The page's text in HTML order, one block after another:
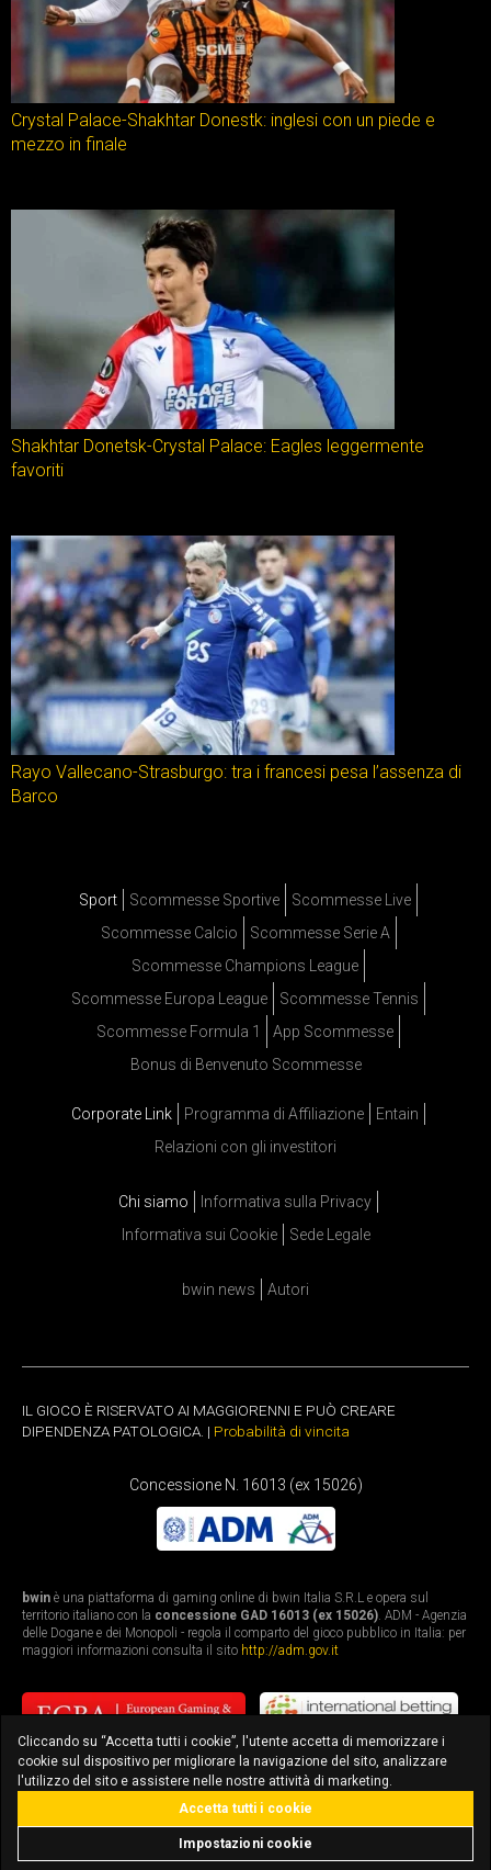
Crystal Palace-Shakhtar Donestk: inglesi con un piede e
mezzo in finale
Shakhtar Donetsk-Crystal Palace: Eagles leggermente
favoriti
Rayo Vallecano-Strasburgo: tra i francesi pesa l’assenza di
Barco
Sport Scommesse Sportive
Scommesse Live
Scommesse Calcio
Scommesse Serie A
Scommesse Champions League
Scommesse Europa League
Scommesse Tennis
Scommesse Formula 1
App Scommesse
Bonus di Benvenuto Scommesse
Corporate Link Programma di Affiliazione
Entain
Relazioni con gli investitori
Chi siamo
Informativa sulla Privacy
Informativa sui Cookie
Sede Legale
bwin news Autori
IL GIOCO È RISERVATO AI MAGGIORENNI E PUÒ CREARE
DIPENDENZA PATOLOGICA. | Probabilità di vincita
Concessione N. 16013 (ex 15026)
bwin è una piattaforma di gaming online di bwin Italia S.R.L e opera sul
territorio italiano con la concessione GAD 16013 (ex 15026). ADM - Agenzia
delle Dogane e dei Monopoli - regola il comparto del gioco pubblico in Italia: per
maggiori informazioni consulta il sito http://adm.gov.it
bonus fino a 3.010€ scarica l'app
Cliccando su “Accetta tutti i cookie”, l'utente accetta di memorizzare i
cookie sul dispositivo per migliorare la navigazione del sito, analizzare
l'utilizzo del sito e assistere nelle nostre attività di marketing.
Impostazioni cookie
Accetta tutti i cookie